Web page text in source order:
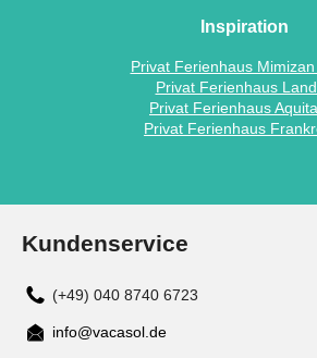
Inspiration
Privat Ferienhaus
Privat Ferienhaus
Privat Ferienhaus
Privat Ferienhaus
Kundenservice
(+49) 040 8740 6723
info@vacasol.de